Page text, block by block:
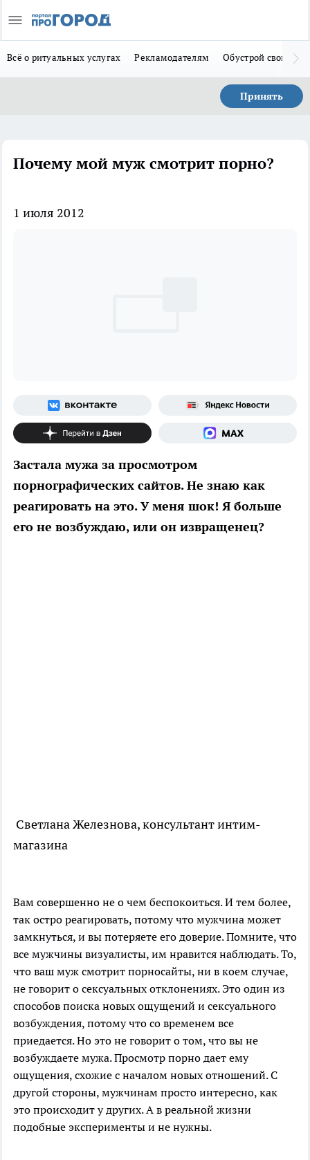
Всё о ритуальных услугах Рекламодателям Обустрой свой дом
Принять
Почему мой муж смотрит порно?
1 июля 2012
Застала мужа за просмотром
порнографических сайтов. Не знаю как
реагировать на это. У меня шок! Я больше
его не возбуждаю, или он извращенец?
Светлана Железнова, консультант интим-
магазина
Вам совершенно не о чем беспокоиться. И тем более,
так остро реагировать, потому что мужчина может
замкнуться, и вы потеряете его доверие. Помните, что
все мужчины визуалисты, им нравится наблюдать. То,
что ваш муж смотрит порносайты, ни в коем случае,
не говорит о сексуальных отклонениях. Это один из
способов поиска новых ощущений и сексуального
возбуждения, потому что со временем все
приедается. Но это не говорит о том, что вы не
возбуждаете мужа. Просмотр порно дает ему
ощущения, схожие с началом новых отношений. С
другой стороны, мужчинам просто интересно, как
это происходит у других. А в реальной жизни
подобные эксперименты и не нужны.